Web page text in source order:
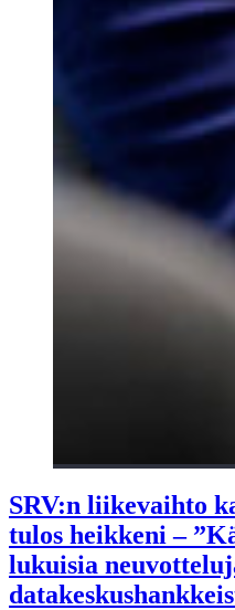
SRV:n liikevaihto
tulos heikkeni –
lukuisia